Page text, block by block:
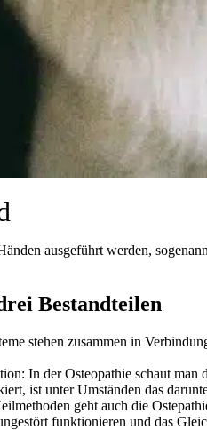
ausgeführt werden,
Bestandteilen
stehen zusammen in
In der Osteopathie schaut
ist unter Umständen das
geht auch die
funktionieren und das